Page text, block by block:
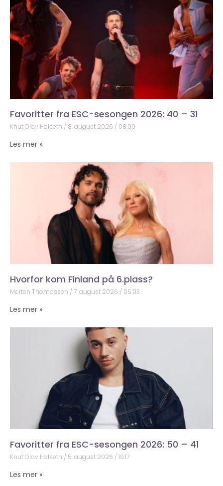
Favoritter fra ESC-sesongen 2026: 40 – 31
Knut Olav Halseth 8. august 2026 08:00
Les mer »
Hvorfor kom Finland på 6.plass?
Morten Thomassen 7. august 2026 05:03
Les mer »
Favoritter fra ESC-sesongen 2026: 50 – 41
Knut Olav Halseth 5. august 2026 19:17
Les mer »